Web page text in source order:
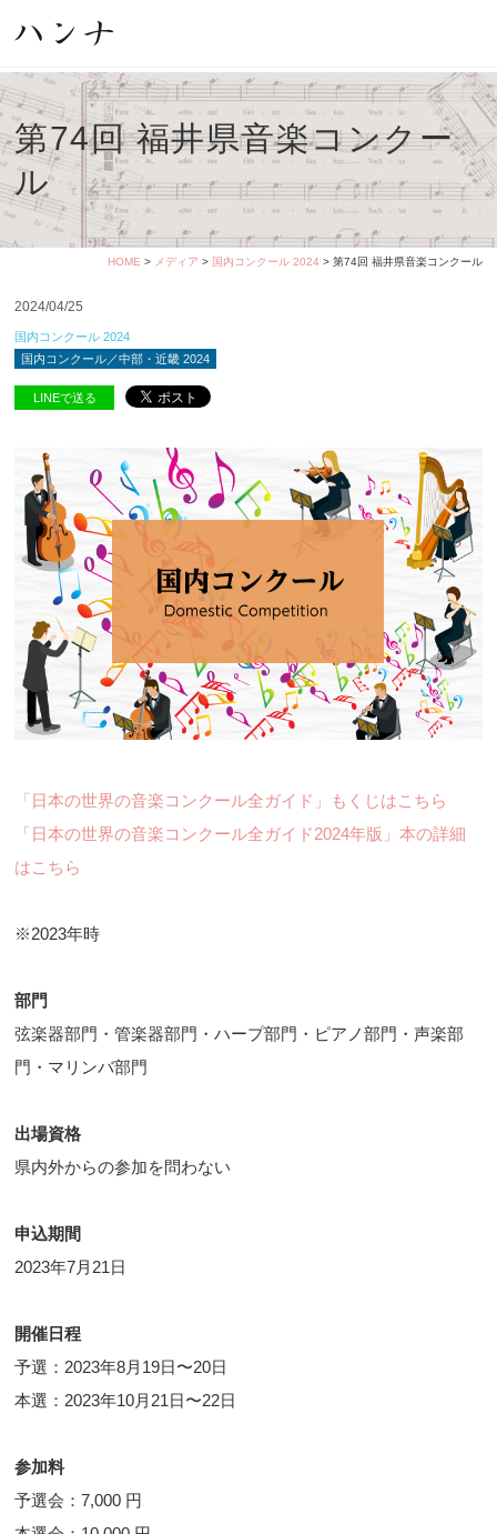
第74回 福井県音楽コンクー
ル
HOME > メディア > 国内コンクール 2024 > 第74回 福井県音楽コンクール
2024/04/25
国内コンクール 2024
国内コンクール／中部・近畿 2024
LINEで送る
「日本の世界の音楽コンクール全ガイド」もくじはこちら
「日本の世界の音楽コンクール全ガイド2024年版」本の詳細
はこちら
※2023年時
部門
弦楽器部門・管楽器部門・ハープ部門・ピアノ部門・声楽部
門・マリンバ部門
出場資格
県内外からの参加を問わない
申込期間
2023年7月21日
開催日程
予選：2023年8月19日〜20日
本選：2023年10月21日〜22日
参加料
予選会：7,000 円